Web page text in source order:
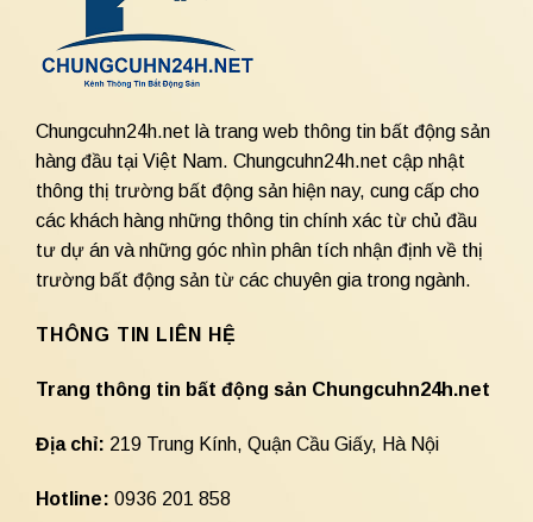
Chungcuhn24h.net là trang web thông tin bất động sản
hàng đầu tại Việt Nam. Chungcuhn24h.net cập nhật
thông thị trường bất động sản hiện nay, cung cấp cho
các khách hàng những thông tin chính xác từ chủ đầu
tư dự án và những góc nhìn phân tích nhận định về thị
trường bất động sản từ các chuyên gia trong ngành.
THÔNG TIN LIÊN HỆ
Trang thông tin bất động sản Chungcuhn24h.net
Địa chỉ: 219 Trung Kính, Quận Cầu Giấy, Hà Nội
Hotline: 0936 201 858